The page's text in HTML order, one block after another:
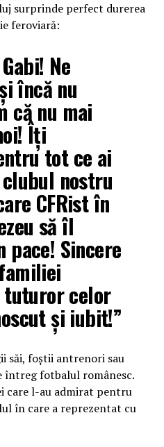
surprinde perfect durerea
feroviară:
Ne
încă nu
că nu mai
Îți
tot ce ai
nostru
CFRist în
să îl
pace! Sincere
celor
și iubit!”
săi, foștii antrenori sau
întreg fotbalul românesc.
care l-au admirat pentru
în care a reprezentat cu